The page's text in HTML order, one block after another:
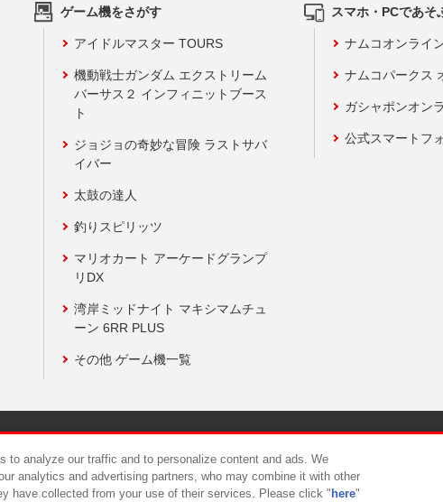
ゲーム機をさがす
アイドルマスター TOURS
機動戦士ガンダム エクストリーム
バーサス２ インフィニットブース
ト
ジョジョの奇妙な冒険 ラストサバ
イバー
太鼓の達人
釣りスピリッツ
マリオカート アーケードグランプ
リDX
湾岸ミッドナイト マキシマムチュ
ーン 6RR PLUS
その他 ゲーム機一覧
スマホ・PCであそ
ナムコオンライ
ナムコパークス
ガシャポンオン
公式スマートフ
食品のご提供について カスタマーハラスメント対応方針
to analyze our traffic and to personalize content and ads. We
analytics and advertising partners, who may combine it with other
have collected from your use of their services. Please click " here"